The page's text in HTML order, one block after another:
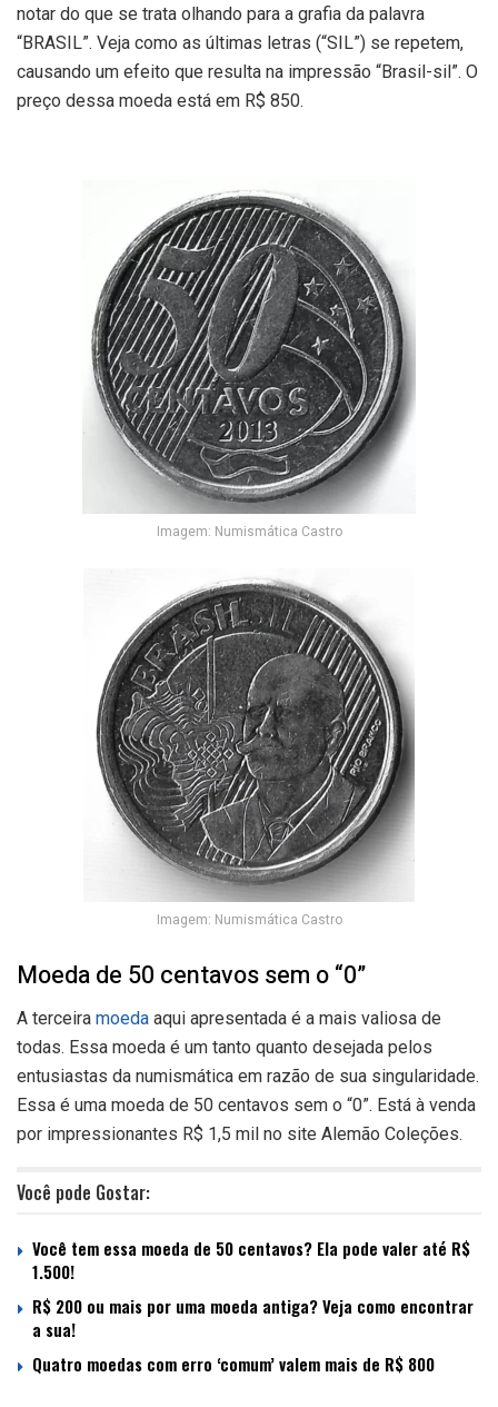
notar do que se trata olhando para a grafia da palavra
“BRASIL”. Veja como as últimas letras (“SIL”) se repetem,
causando um efeito que resulta na impressão “Brasil-sil”. O
preço dessa moeda está em R$ 850.
Imagem: Numismática Castro
Imagem: Numismática Castro
Moeda de 50 centavos sem o “0”
A terceira moeda aqui apresentada é a mais valiosa de
todas. Essa moeda é um tanto quanto desejada pelos
entusiastas da numismática em razão de sua singularidade.
Essa é uma moeda de 50 centavos sem o “0”. Está à venda
por impressionantes R$ 1,5 mil no site Alemão Coleções.
Você pode Gostar:
Você tem essa moeda de 50 centavos? Ela pode valer até R$
1.500!
R$ 200 ou mais por uma moeda antiga? Veja como encontrar
a sua!
Quatro moedas com erro ‘comum’ valem mais de R$ 800